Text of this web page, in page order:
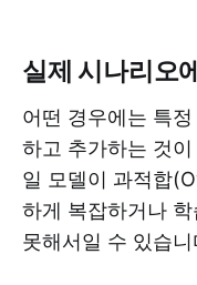
실제 시나리오
어떤 경우에는 특
하고 추가하는 것
일 모델이 과적합
하게 복잡하거나
못해서일 수 있습니